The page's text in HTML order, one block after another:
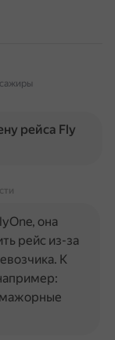
рейса Fly
она
рейс из-за
К
мажорные